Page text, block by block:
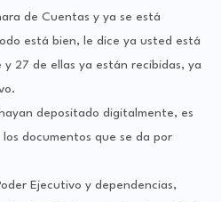
de Cuentas y ya se está
está bien, le dice ya usted está
27 de ellas ya están recibidas, ya
depositado digitalmente, es
documentos que se da por
Ejecutivo y dependencias,